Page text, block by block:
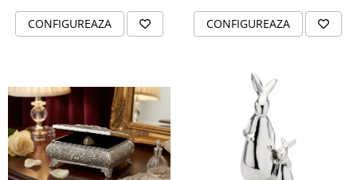
CONFIGUREAZA CONFIGUREAZA